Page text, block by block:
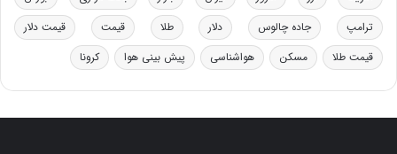
و
د
ر
و
ی
ترامپ
جاده چالوس دلار طلا قیمت
قیمت دلار
قیمت طلا
مسکن هواشناسی پیش بینی هوا کرونا